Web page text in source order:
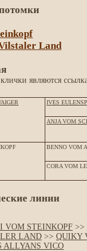
Land
являются
IVES
ANJA VOM
BENNO VOM
CORA VOM
линии
VOM STEINKOPF >>
LAND >> QUIKY
ALLYANS VICO